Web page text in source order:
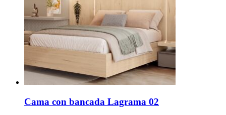
Cama con bancada Lagrama 02